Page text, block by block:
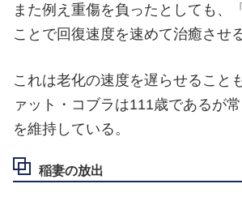
また例え重傷を負ったとしても、
ことで回復速度を速めて治癒させ
これは老化の速度を遅らせること
ァット・コブラは111歳であるが
を維持している。
稲妻の放出